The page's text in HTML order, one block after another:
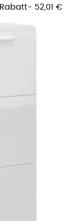
Rabatt- 52,01 €